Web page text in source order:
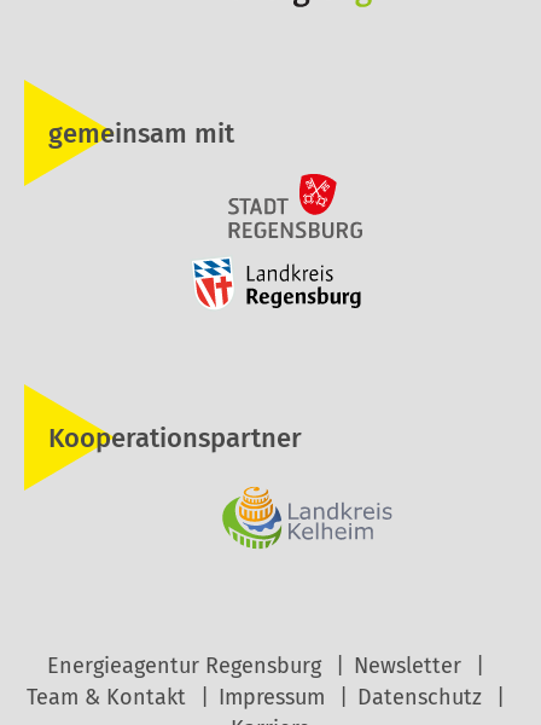
gemeinsam mit
Kooperationspartner
Energieagentur Regensburg
Newsletter
Team & Kontakt
Impressum
Datenschutz